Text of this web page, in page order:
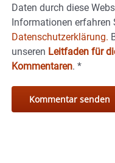
Daten durch diese
Informationen erfahren
Datenschutzerklärung.
unseren Leitfaden für
Kommentaren. *